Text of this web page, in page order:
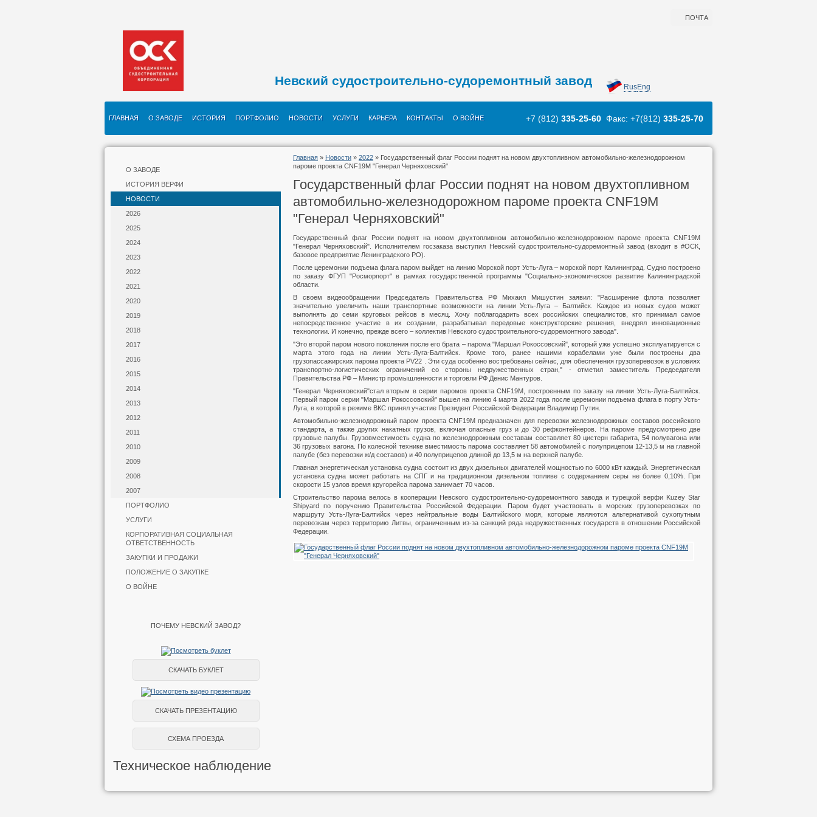
ПОЧТА
Невский судостроительно-судоремонтный завод RusEng
ГЛАВНАЯ О ЗАВОДЕ ИСТОРИЯ ПОРТФОЛИО НОВОСТИ УСЛУГИ КАРЬЕРА КОНТАКТЫ О ВОЙНЕ +7 (812) 335-25-60 Факс: +7(812) 335-25-70
О ЗАВОДЕ
ИСТОРИЯ ВЕРФИ
НОВОСТИ
2026
2025
2024
2023
2022
2021
2020
2019
2018
2017
2016
2015
2014
2013
2012
2011
2010
2009
2008
2007
ПОРТФОЛИО
УСЛУГИ
КОРПОРАТИВНАЯ СОЦИАЛЬНАЯ
ОТВЕТСТВЕННОСТЬ
ЗАКУПКИ И ПРОДАЖИ
ПОЛОЖЕНИЕ О ЗАКУПКЕ
О ВОЙНЕ
ПОЧЕМУ НЕВСКИЙ ЗАВОД?
СКАЧАТЬ БУКЛЕТ
СКАЧАТЬ ПРЕЗЕНТАЦИЮ
СХЕМА ПРОЕЗДА
Техническое наблюдение
Главная » Новости » 2022 » Государственный флаг России поднят на новом двухтопливном автомобильно-железнодорожном
пароме проекта CNF19M "Генерал Черняховский"
Государственный флаг России поднят на новом двухтопливном
автомобильно-железнодорожном пароме проекта CNF19M
"Генерал Черняховский"
Государственный флаг России поднят на новом двухтопливном автомобильно-железнодорожном пароме проекта CNF19M
"Генерал Черняховский". Исполнителем госзаказа выступил Невский судостроительно-судоремонтный завод (входит в #ОСК,
базовое предприятие Ленинградского РО).
После церемонии подъема флага паром выйдет на линию Морской порт Усть-Луга – морской порт Калининград. Судно построено
по заказу ФГУП "Росморпорт" в рамках государственной программы "Социально-экономическое развитие Калининградской
области.
В своем видеообращении Председатель Правительства РФ Михаил Мишустин заявил: "Расширение флота позволяет
значительно увеличить наши транспортные возможности на линии Усть-Луга – Балтийск. Каждое из новых судов может
выполнять до семи круговых рейсов в месяц. Хочу поблагодарить всех российских специалистов, кто принимал самое
непосредственное участие в их создании, разрабатывал передовые конструкторские решения, внедрял инновационные
технологии. И конечно, прежде всего – коллектив Невского судостроительного-судоремонтного завода".
"Это второй паром нового поколения после его брата – парома "Маршал Рокоссовский", который уже успешно эксплуатируется с
марта этого года на линии Усть-Луга-Балтийск. Кроме того, ранее нашими корабелами уже были построены два
грузопассажирских парома проекта PV22 . Эти суда особенно востребованы сейчас, для обеспечения грузоперевозок в условиях
транспортно-логистических ограничений со стороны недружественных стран," - отметил заместитель Председателя
Правительства РФ – Министр промышленности и торговли РФ Денис Мантуров.
"Генерал Черняховский"стал вторым в серии паромов проекта CNF19M, построенным по заказу на линии Усть-Луга-Балтийск.
Первый паром серии "Маршал Рокоссовский" вышел на линию 4 марта 2022 года после церемонии подъема флага в порту Усть-
Луга, в которой в режиме ВКС принял участие Президент Российской Федерации Владимир Путин.
Автомобильно-железнодорожный паром проекта CNF19M предназначен для перевозки железнодорожных составов российского
стандарта, а также других накатных грузов, включая опасные груз и до 30 рефконтейнеров. На пароме предусмотрено две
грузовые палубы. Грузовместимость судна по железнодорожным составам составляет 80 цистерн габарита, 54 полувагона или
36 грузовых вагона. По колесной технике вместимость парома составляет 58 автомобилей с полуприцепом 12-13,5 м на главной
палубе (без перевозки ж/д составов) и 40 полуприцепов длиной до 13,5 м на верхней палубе.
Главная энергетическая установка судна состоит из двух дизельных двигателей мощностью по 6000 кВт каждый. Энергетическая
установка судна может работать на СПГ и на традиционном дизельном топливе с содержанием серы не более 0,10%. При
скорости 15 узлов время кругорейса парома занимает 70 часов.
Строительство парома велось в кооперации Невского судостроительно-судоремонтного завода и турецкой верфи Kuzey Star
Shipyard по поручению Правительства Российской Федерации. Паром будет участвовать в морских грузоперевозках по
маршруту Усть-Луга-Балтийск через нейтральные воды Балтийского моря, которые являются альтернативой сухопутным
перевозкам через территорию Литвы, ограниченным из-за санкций ряда недружественных государств в отношении Российской
Федерации.